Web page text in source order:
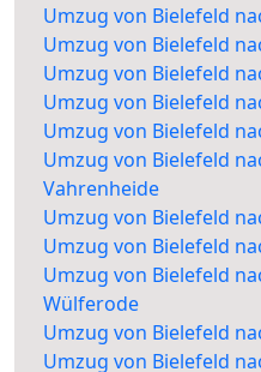
Umzug von Bielefeld
Umzug von Bielefeld
Umzug von Bielefeld
Umzug von Bielefeld
Umzug von Bielefeld
Umzug von Bielefeld
Vahrenheide
Umzug von Bielefeld
Umzug von Bielefeld
Umzug von Bielefeld
Wülferode
Umzug von Bielefeld
Umzug von Bielefeld